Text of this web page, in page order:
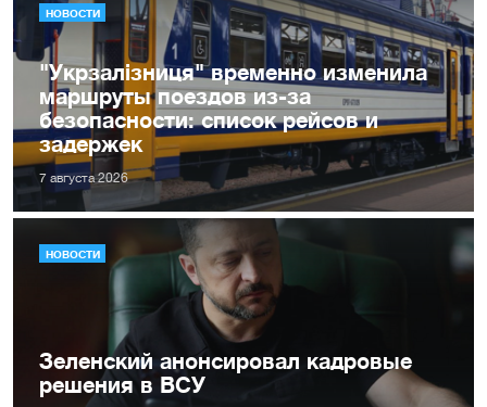
НОВОСТИ
"Укрзалізниця" временно изменила
маршруты поездов из-за
безопасности: список рейсов и
задержек
7 августа 2026
НОВОСТИ
Зеленский анонсировал кадровые
решения в ВСУ